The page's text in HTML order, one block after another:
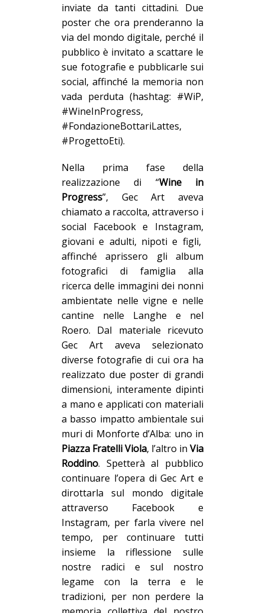
inviate da tanti cittadini. Due
poster che ora prenderanno la
via del mondo digitale, perché il
pubblico è invitato a scattare le
sue fotografie e pubblicarle sui
social, affinché la memoria non
vada perduta (hashtag: #WiP,
#WineInProgress,
#FondazioneBottariLattes,
#ProgettoEti).
Nella prima fase della
realizzazione di “Wine in
Progress”, Gec Art aveva
chiamato a raccolta, attraverso i
social Facebook e Instagram,
giovani e adulti, nipoti e figli,
affinché aprissero gli album
fotografici di famiglia alla
ricerca delle immagini dei nonni
ambientate nelle vigne e nelle
cantine nelle Langhe e nel
Roero. Dal materiale ricevuto
Gec Art aveva selezionato
diverse fotografie di cui ora ha
realizzato due poster di grandi
dimensioni, interamente dipinti
a mano e applicati con materiali
a basso impatto ambientale sui
muri di Monforte d’Alba: uno in
Piazza Fratelli Viola, l’altro in Via
Roddino. Spetterà al pubblico
continuare l’opera di Gec Art e
dirottarla sul mondo digitale
attraverso Facebook e
Instagram, per farla vivere nel
tempo, per continuare tutti
insieme la riflessione sulle
nostre radici e sul nostro
legame con la terra e le
tradizioni, per non perdere la